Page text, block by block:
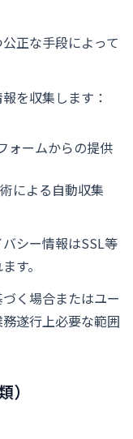
正な手段によって
を収集します：
ォームからの提供
による自動収集
シー情報はSSL等
す。
く場合またはユー
遂行上必要な範囲